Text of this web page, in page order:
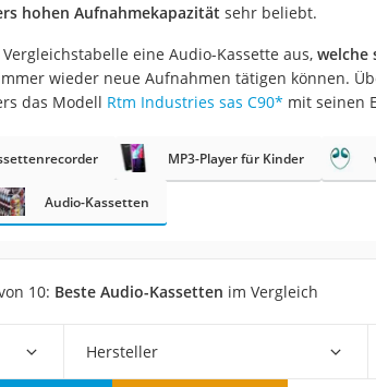
Powerline-Adapter
Powerstation mit Solarpanel
Gaming-PC
17-Zoll-Laptop
Satellitenschüssel
Gaming-Headset
Tablets unter 200 Euro
Lichtwecker
hohen Aufnahmekapazität sehr beliebt.
eine Audio-Kassette aus, welche
wieder neue Aufnahmen tätigen können.
das Modell Rtm Industries sas C90* mit seinen
MP3-Player für Kinder
Audio-Kassetten
10: Beste Audio-Kassetten im Vergleich
Hersteller